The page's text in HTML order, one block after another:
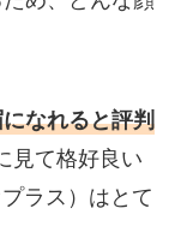
なれると評判
見て格好良い
ラス）はとて